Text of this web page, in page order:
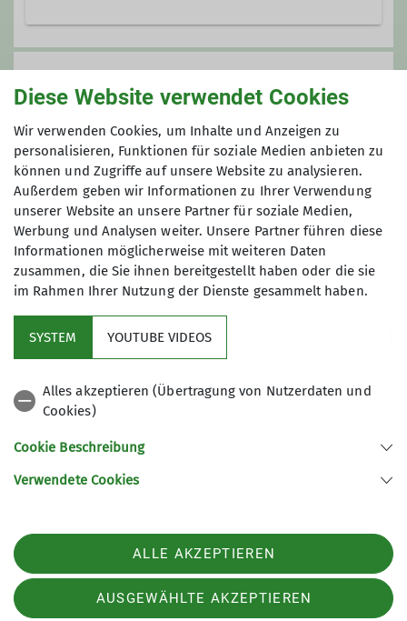
Stadionstraße 60
78628 Rottweil
Gruppe
Inklusionsklettern
78628 Rottweil
Telefon +4974129026611
Diese Website verwendet Cookies
Wir verwenden Cookies, um Inhalte und Anzeigen zu
personalisieren, Funktionen für soziale Medien anbieten zu
können und Zugriffe auf unsere Website zu analysieren.
Außerdem geben wir Informationen zu Ihrer Verwendung
unserer Website an unsere Partner für soziale Medien,
Werbung und Analysen weiter. Unsere Partner führen diese
Informationen möglicherweise mit weiteren Daten
zusammen, die Sie ihnen bereitgestellt haben oder die sie
im Rahmen Ihrer Nutzung der Dienste gesammelt haben.
SYSTEM YOUTUBE VIDEOS
Alles akzeptieren (Übertragung von Nutzerdaten und
Cookies)
Cookie Beschreibung
Verwendete Cookies
ALLE AKZEPTIEREN
AUSGEWÄHLTE AKZEPTIEREN